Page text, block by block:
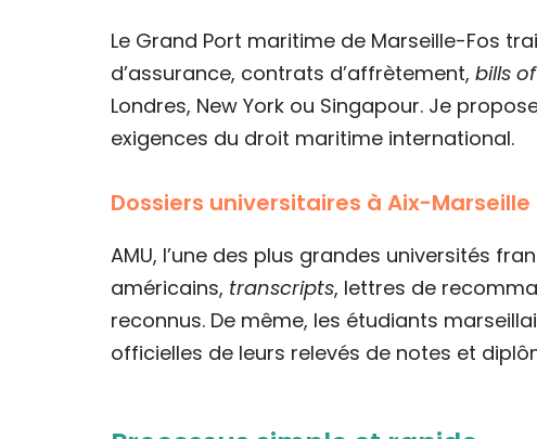
Le Grand Port maritime de Marseille-Fos
d’assurance, contrats d’affrètement, bills
Londres, New York ou Singapour. Je
exigences du droit maritime international.
Dossiers universitaires à Aix-Marseille
AMU, l’une des plus grandes universités
américains, transcripts, lettres de
reconnus. De même, les étudiants
officielles de leurs relevés de notes et